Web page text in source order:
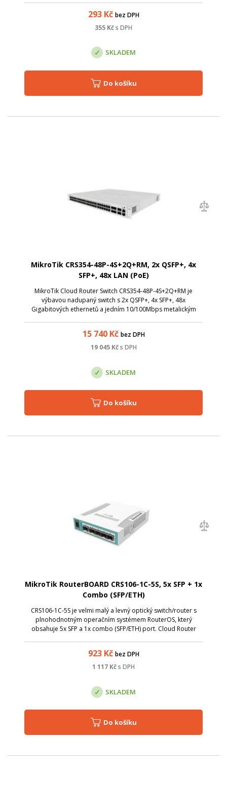
293Kč bez DPH
355 Kčs DPH
SKLADEM
Do košíku
MikroTik CRS354-48P-4S+2Q+RM, 2x QSFP+, 4x
SFP+, 48x LAN (PoE)
MikroTik Cloud Router Switch CRS354-48P-4S+2Q+RM je
výbavou nadupaný switch s 2x QSFP+, 4x SFP+, 48x
Gigabitových ethernetů a jedním 10/100Mbps metalickým
15 740Kč bez DPH
19 045Kč s DPH
SKLADEM
Do košíku
MikroTik RouterBOARD CRS106-1C-5S, 5x SFP + 1x
Combo (SFP/ETH)
CRS106-1C-5S je velmi malý a levný optický switch/router s
plnohodnotným operačním systémem RouterOS, který
obsahuje 5x SFP a 1x combo (SFP/ETH) port. Cloud Router
923Kč bez DPH
1 117 Kčs DPH
SKLADEM
Do košíku